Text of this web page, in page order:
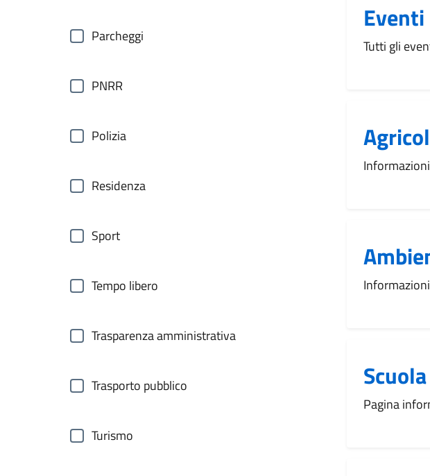
Parcheggi
PNRR
Polizia
Residenza
Sport
Tempo libero
Trasparenza amministrativa
Trasporto pubblico
Turismo
Eventi
Tutti gli
Pagina